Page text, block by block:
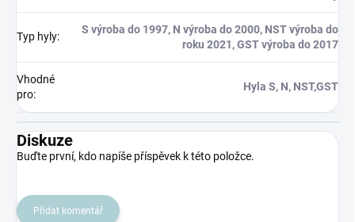
Typ hyly:
S výroba do 1997, N výroba do 2000, NST výroba do
roku 2021, GST výroba do 2017
Vhodné
pro:
Hyla S, N, NST,GST
Diskuze
Buďte první, kdo napíše příspěvek k této položce.
Přidat komentář